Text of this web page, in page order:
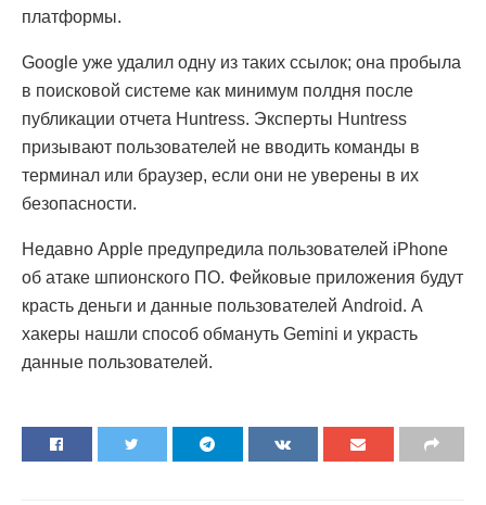
платформы.
Google уже удалил одну из таких ссылок; она пробыла
в поисковой системе как минимум полдня после
публикации отчета Huntress. Эксперты Huntress
призывают пользователей не вводить команды в
терминал или браузер, если они не уверены в их
безопасности.
Недавно Apple предупредила пользователей iPhone
об атаке шпионского ПО. Фейковые приложения будут
красть деньги и данные пользователей Android. А
хакеры нашли способ обмануть Gemini и украсть
данные пользователей.